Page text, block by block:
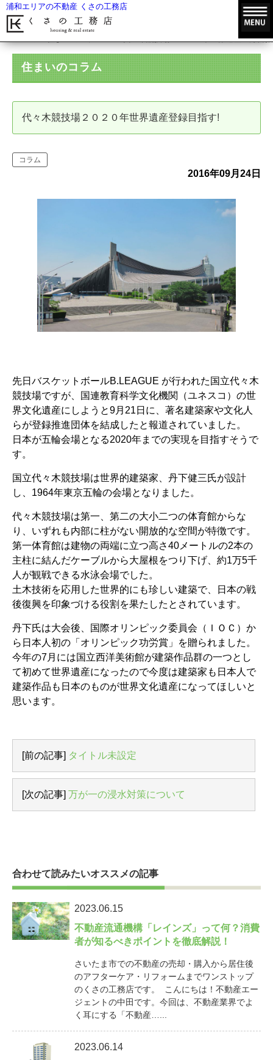
浦和エリアの不動産 くさの工務店
代々木競技場２０２０年世界遺産登録目
住まいのコラム
代々木競技場２０２０年世界遺産登録目指す!
コラム
2016年09月24日
先日バスケットボールB.LEAGUE が行われた国立代々木
競技場ですが、国連教育科学文化機関（ユネスコ）の世
界文化遺産にしようと9月21日に、著名建築家や文化人
らが登録推進団体を結成したと報道されていました。
日本が五輪会場となる2020年までの実現を目指すそうで
す。
国立代々木競技場は世界的建築家、丹下健三氏が設計
し、1964年東京五輪の会場となりました。
代々木競技場は第一、第二の大小二つの体育館からな
り、いずれも内部に柱がない開放的な空間が特徴です。
第一体育館は建物の両端に立つ高さ40メートルの2本の
主柱に結んだケーブルから大屋根をつり下げ、約1万5千
人が観戦できる水泳会場でした。
土木技術を応用した世界的にも珍しい建築で、日本の戦
後復興を印象づける役割を果たしたとされています。
丹下氏は大会後、国際オリンピック委員会（ＩＯＣ）か
ら日本人初の「オリンピック功労賞」を贈られました。
今年の7月には国立西洋美術館が建築作品群の一つとし
て初めて世界遺産になったので今度は建築家も日本人で
建築作品も日本のものが世界文化遺産になってほしいと
思います。
[前の記事] タイトル未設定
[次の記事] 万が一の浸水対策について
合わせて読みたいオススメの記事
2023.06.15
不動産流通機構「レインズ」って何？消費
者が知るべきポイントを徹底解説！
さいたま市での不動産の売却・購入から居住後
のアフターケア・リフォームまでワンストップ
のくさの工務店です。 こんにちは！不動産エー
ジェントの中田です。今回は、不動産業界でよ
く耳にする「不動産…...
2023.06.14